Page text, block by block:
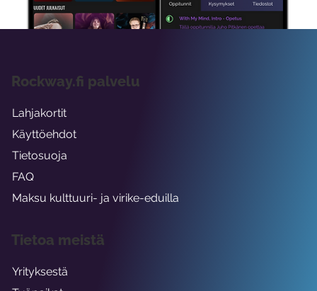
Rockway.fi palvelu
Lahjakortit
Käyttöehdot
Tietosuoja
FAQ
Maksu kulttuuri- ja virike-eduilla
Tietoa meistä
Yrityksestä